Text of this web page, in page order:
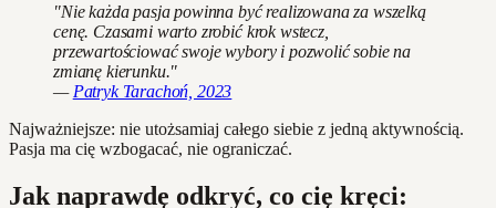
"Nie każda pasja powinna być realizowana za wszelką
cenę. Czasami warto zrobić krok wstecz,
przewartościować swoje wybory i pozwolić sobie na
zmianę kierunku."
— Patryk Tarachoń, 2023
Najważniejsze: nie utożsamiaj całego siebie z jedną aktywnością.
Pasja ma cię wzbogacać, nie ograniczać.
Jak naprawdę odkryć, co cię kręci: